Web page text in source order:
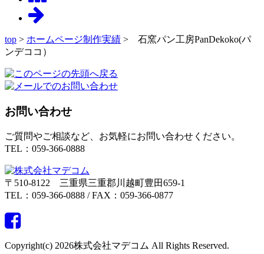
top > ホームページ制作実績 > 石窯パン工房PanDekoko(パ
ンデココ）
お問い合わせ
ご質問やご相談など、お気軽にお問い合わせください。
TEL：059-366-0888
〒510-8122 三重県三重郡川越町豊田659-1
TEL：059-366-0888 / FAX：059-366-0877
Copyright(c) 2026株式会社マデコム All Rights Reserved.